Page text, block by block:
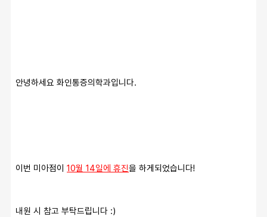
안녕하세요 화인통증의학과입니다.
이번 미아점이 10월 14일에 휴진을 하게되었습니다!
내원 시 참고 부탁드립니다 :)